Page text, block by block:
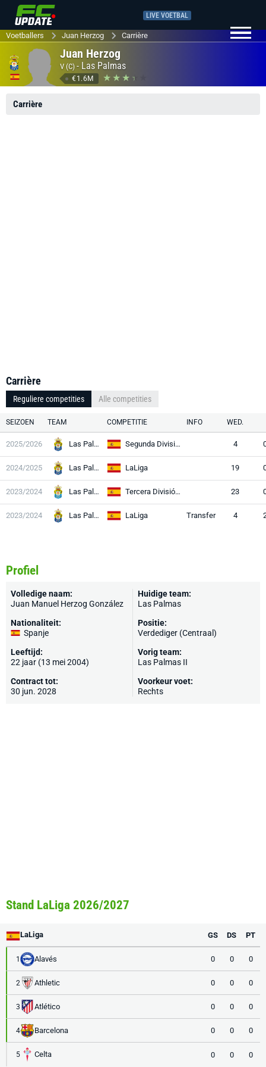
LIVE VOETBAL
Voetballers Juan Herzog Carrière
Juan Herzog
V (C) - Las Palmas
€1.6M
Carrière
Carrière
Reguliere competities Alle competities
SEIZOEN TEAM COMPETITIE INFO WED.
2025/2026 Las Palmas Segunda División 4
2024/2025 Las Palmas LaLiga 19
2023/2024 Las Palmas II Tercera División RFEF 23
2023/2024 Las Palmas LaLiga Transfer 4
Profiel
Volledige naam:
Juan Manuel Herzog González
Nationaliteit:
Spanje
Leeftijd:
22 jaar (13 mei 2004)
Contract tot:
30 jun. 2028
Huidige team:
Las Palmas
Positie:
Verdediger (Centraal)
Vorig team:
Las Palmas II
Voorkeur voet:
Rechts
Stand LaLiga 2026/2027
LaLiga GS DS PT
1 Alavés 0 0 0
2 Athletic 0 0 0
3 Atlético 0 0 0
4 Barcelona 0 0 0
5 Celta 0 0 0